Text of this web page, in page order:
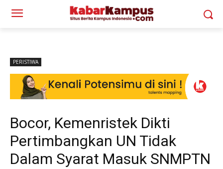
PERISTIWA
Bocor, Kemenristek Dikti
Pertimbangkan UN Tidak
Dalam Syarat Masuk SNMPTN